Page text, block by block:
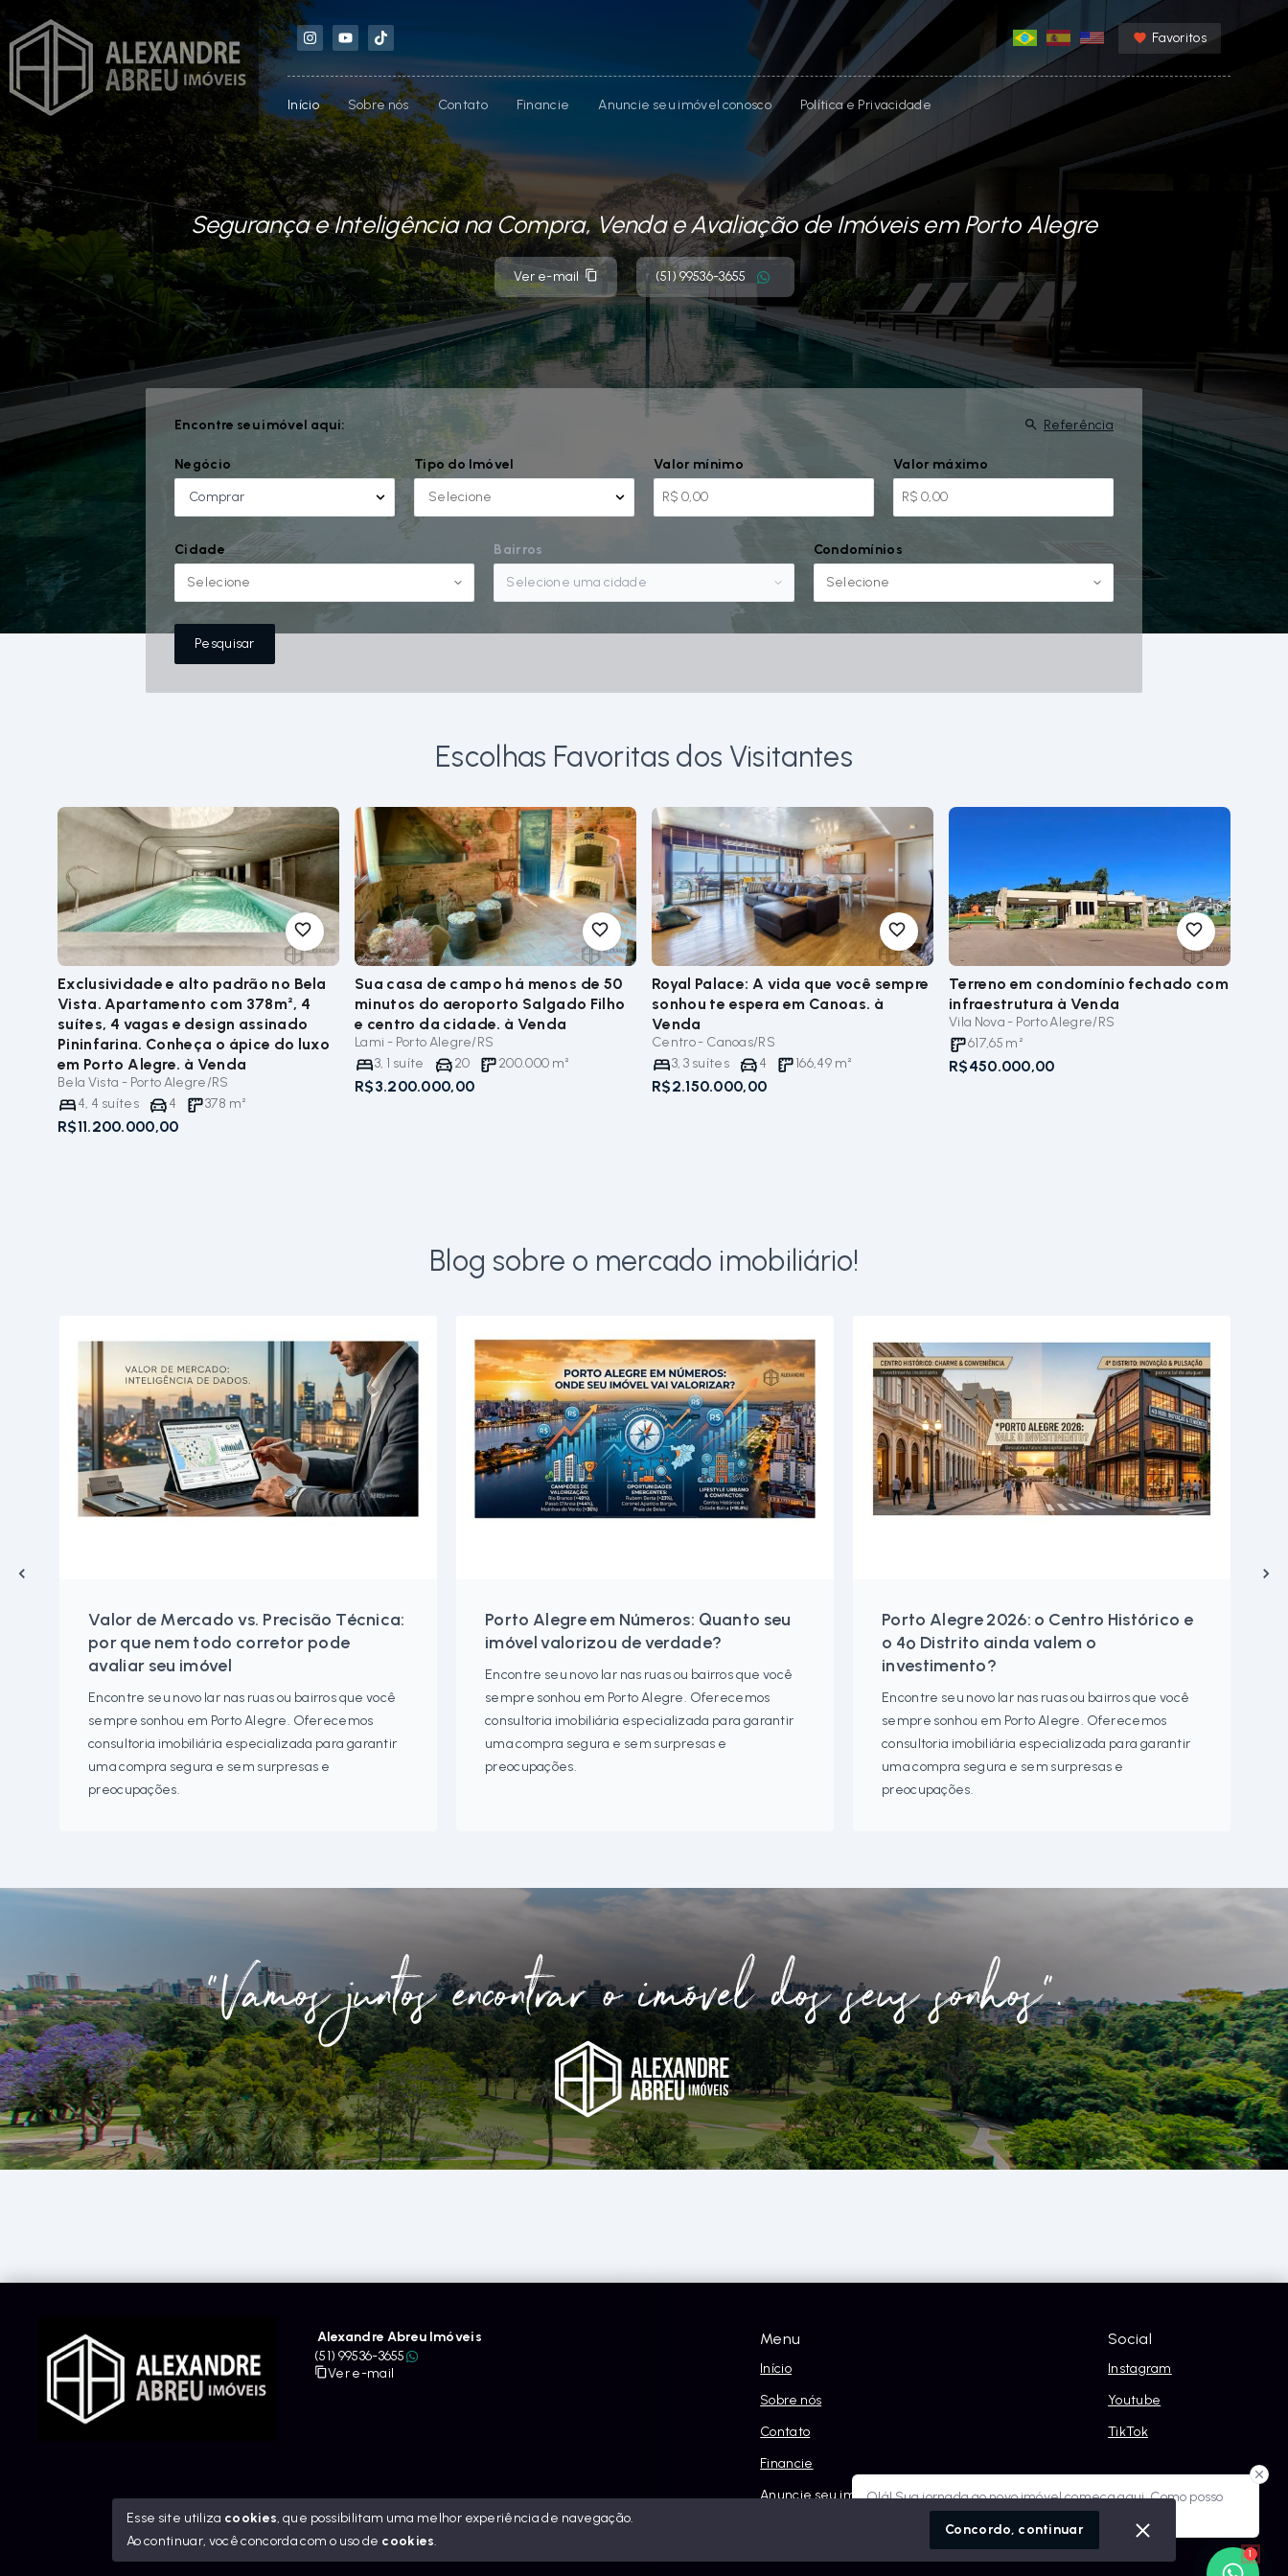
Favoritos
Início Sobre nós Contato Financie Anuncie seu imóvel conosco Política e Privacidade
Segurança e Inteligência na Compra, Venda e Avaliação de Imóveis em Porto Alegre
Ver e-mail (51) 99536-3655
Encontre seu imóvel aqui: Referência
Negócio
Comprar
Tipo do Imóvel
Selecione
Valor mínimo Valor máximo
Cidade
Selecione
Bairros
Selecione uma cidade
Condomínios
Selecione
Pesquisar
Escolhas Favoritas dos Visitantes
Exclusividade e alto padrão no Bela
Vista. Apartamento com 378m², 4
suítes, 4 vagas e design assinado
Pininfarina. Conheça o ápice do luxo
em Porto Alegre. à Venda
Bela Vista - Porto Alegre/RS
4, 4 suítes 4 378 m²
R$11.200.000,00
Sua casa de campo há menos de 50
minutos do aeroporto Salgado Filho
e centro da cidade. à Venda
Lami - Porto Alegre/RS
3, 1 suíte 20 200.000 m²
R$3.200.000,00
Royal Palace: A vida que você sempre
sonhou te espera em Canoas. à
Venda
Centro - Canoas/RS
3,3 suítes 4 166,49 m²
R$2.150.000,00
Terreno em condomínio fechado com
infraestrutura à Venda
Vila Nova - Porto Alegre/RS
617,65 m²
R$450.000,00
Blog sobre o mercado imobiliário!
Valor de Mercado vs. Precisão Técnica:
por que nem todo corretor pode
avaliar seu imóvel
Encontre seu novo lar nas ruas ou bairros que você
sempre sonhou em Porto Alegre. Oferecemos
consultoria imobiliária especializada para garantir
uma compra segura e sem surpresas e
preocupações.
Porto Alegre em Números: Quanto seu
imóvel valorizou de verdade?
Encontre seu novo lar nas ruas ou bairros que você
sempre sonhou em Porto Alegre. Oferecemos
consultoria imobiliária especializada para garantir
uma compra segura e sem surpresas e
preocupações.
Porto Alegre 2026: o Centro Histórico e
o 4º Distrito ainda valem o
investimento?
Encontre seu novo lar nas ruas ou bairros que você
sempre sonhou em Porto Alegre. Oferecemos
consultoria imobiliária especializada para garantir
uma compra segura e sem surpresas e
preocupações.
Menu
Início
Sobre nós
Contato
Financie
Anuncie seu imóvel conosco
Social
Instagram
Youtube
TikTok
Alexandre Abreu Imóveis
(51) 99536-3655
Ver e-mail
Olá! Sua jornada ao novo imóvel começa aqui. Como posso
1
Esse site utiliza cookies, que possibilitam uma melhor experiência de navegação.
Ao continuar, você concorda com o uso de cookies.
Concordo, continuar